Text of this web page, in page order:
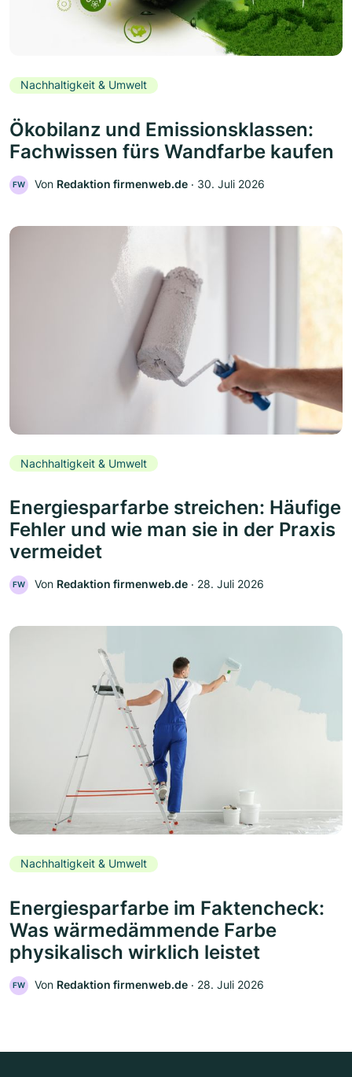
Nachhaltigkeit & Umwelt
Ökobilanz und Emissionsklassen:
Fachwissen fürs Wandfarbe kaufen
FW Von Redaktion firmenweb.de ‧ 30. Juli 2026
Nachhaltigkeit & Umwelt
Energiesparfarbe streichen: Häufige
Fehler und wie man sie in der Praxis
vermeidet
FW Von Redaktion firmenweb.de ‧ 28. Juli 2026
Nachhaltigkeit & Umwelt
Energiesparfarbe im Faktencheck:
Was wärmedämmende Farbe
physikalisch wirklich leistet
FW Von Redaktion firmenweb.de ‧ 28. Juli 2026